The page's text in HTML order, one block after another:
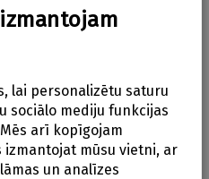
no dzimšanas
3 Duo rāmja
krāsās (pēc
korpusā (blīvējami
lai personalizētu saturu
sociālo mediju funkcijas
arī kopīgojam
mūsu vietni, ar
un analīzes